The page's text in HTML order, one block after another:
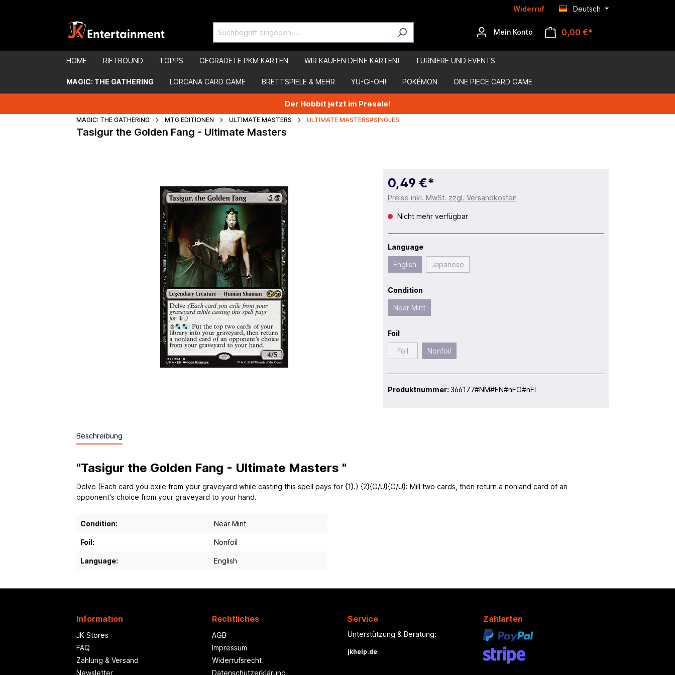
Widerruf Deutsch
Mein Konto 0,00 €*
HOME RIFTBOUND TOPPS GEGRADETE PKM KARTEN WIR KAUFEN DEINE KARTEN! TURNIERE UND EVENTS
MAGIC: THE GATHERING LORCANA CARD GAME BRETTSPIELE & MEHR YU-GI-OH! POKÉMON ONE PIECE CARD GAME
Der Hobbit jetzt im Presale!
MAGIC: THE GATHERING MTG EDITIONEN ULTIMATE MASTERS ULTIMATE MASTERS#SINGLES
Tasigur the Golden Fang - Ultimate Masters
0,49 €*
Preise inkl. MwSt. zzgl. Versandkosten
Nicht mehr verfügbar
Language
English Japanese
Condition
Near Mint
Foil
Foil Nonfoil
Produktnummer: 366177#NM#EN#nFO#nFI
Beschreibung
"Tasigur the Golden Fang - Ultimate Masters "
Delve (Each card you exile from your graveyard while casting this spell pays for {1}.) {2}{G/U}{G/U}: Mill two cards, then return a nonland card of an
opponent's choice from your graveyard to your hand.
Condition: Near Mint
Foil: Nonfoil
Language: English
Information
JK Stores
FAQ
Zahlung & Versand
Newsletter
Rechtliches
AGB
Impressum
Widerrufsrecht
Datenschutzerklärung
Service
Unterstützung & Beratung:
jkhelp.de
Zahlarten